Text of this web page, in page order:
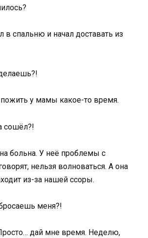
спальню и начал доставать из
у мамы какое-то время.
сошёл?!
больна. У неё проблемы с
нельзя волноваться. А она
из-за нашей ссоры.
меня?!
дай мне время. Неделю,